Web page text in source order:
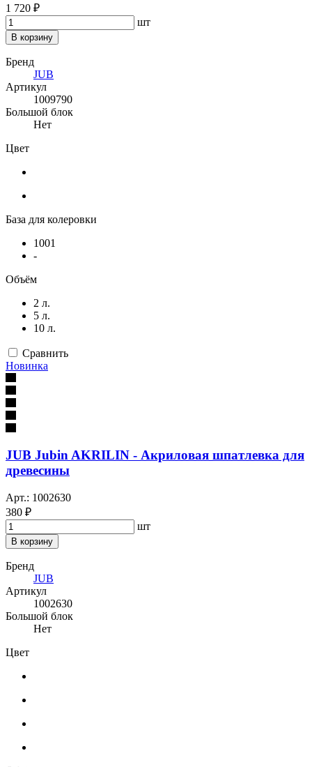
1 720 ₽
шт
В корзину
Бренд
JUB
Артикул
1009790
Большой блок
Нет
Цвет
База для колеровки
1001
-
Объём
2 л.
5 л.
10 л.
Сравнить
Новинка
JUB Jubin AKRILIN - Акриловая шпатлевка для
древесины
Арт.: 1002630
380 ₽
шт
В корзину
Бренд
JUB
Артикул
1002630
Большой блок
Нет
Цвет